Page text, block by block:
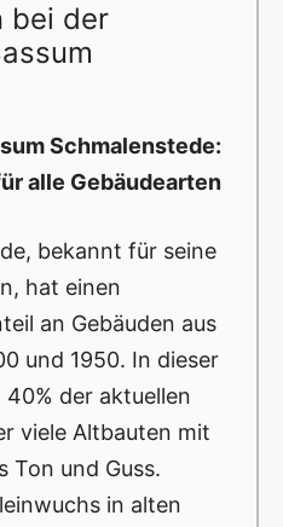
bei der
Schmalenstede:
alle Gebäudearten
bekannt für seine
hat einen
an Gebäuden aus
und 1950. In dieser
der aktuellen
viele Altbauten mit
Ton und Guss.
in alten